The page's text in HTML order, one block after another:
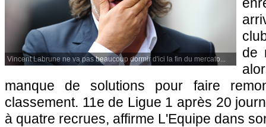
Vincent Labrune ne va pas beaucoup dormir d'ici la fin du mercato...
de
manque de solutions pour faire
classement. 11e de Ligue 1 après 20
à quatre recrues, affirme L'Equipe dans